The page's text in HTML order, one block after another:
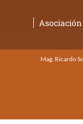
Mag. Ricardo